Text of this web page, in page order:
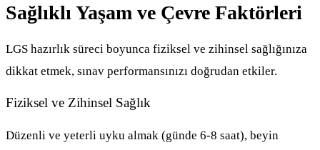
Sağlıklı Yaşam ve Çevre Faktörleri
LGS hazırlık süreci boyunca fiziksel ve zihinsel sağlığınıza
dikkat etmek, sınav performansınızı doğrudan etkiler.
Fiziksel ve Zihinsel Sağlık
Düzenli ve yeterli uyku almak (günde 6-8 saat), beyin